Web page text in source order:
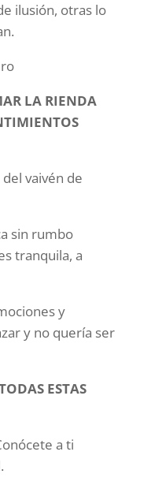
ilusión, otras lo
LA RIENDA
vaivén de
sin rumbo
tranquila, a
y
y no quería ser
ESTAS
a ti